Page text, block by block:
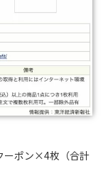
ーポン×4枚（合計